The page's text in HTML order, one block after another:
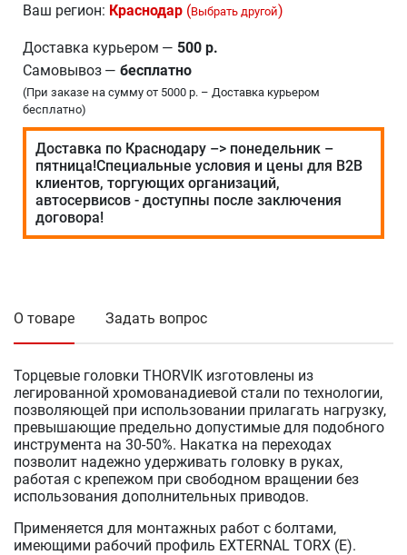
Ваш регион: Краснодар (Выбрать другой)
Доставка курьером — 500 р.
Самовывоз — бесплатно
(При заказе на сумму от 5000 р. – Доставка курьером
бесплатно)
Доставка по Краснодару –> понедельник –
пятница!Специальные условия и цены для В2В
клиентов, торгующих организаций,
автосервисов - доступны после заключения
договора!
О товаре Задать вопрос
Торцевые головки THORVIK изготовлены из
легированной хромованадиевой стали по технологии,
позволяющей при использовании прилагать нагрузку,
превышающие предельно допустимые для подобного
инструмента на 30-50%. Накатка на переходах
позволит надежно удерживать головку в руках,
работая с крепежом при свободном вращении без
использования дополнительных приводов.
Применяется для монтажных работ с болтами,
имеющими рабочий профиль EXTERNAL TORX (Е).